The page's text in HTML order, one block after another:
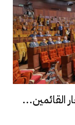
القائمين...